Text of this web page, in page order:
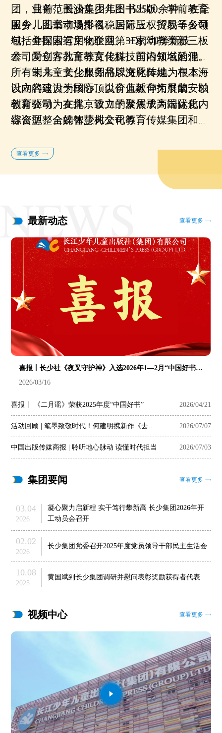
团 ， 业务范围涵盖少儿图书出版、学前教育
服务、儿童动漫影视、国际版权贸易等多领
域，并探索运用物联网、3D打印等新技
术，向创客教育等文化科技前沿领域延伸。
目前，长少集团年出书2500余种，在全
国少儿图书市场排名稳居前三，控股子公司
包括全国国有文化企业第一家幼教类新三板
公司爱立方儿童教育传媒、国内知名的混合
所有制儿童文化服务品牌海豚传媒、在上海
设立的致力于国际顶尖育儿教育拓展的安柏
教育公司、在北京设立的聚焦于高端优质内
容资源整合的智慧树公司等。
未来，长少集团将以文化阵地为根本、
以内容建设为核心、以价值延伸为引擎、以
创新驱动为支撑，致力于发展成为国际化、
综合型、全媒体少儿文化教育传媒集团和有
至世界的儿童和家庭提供更加全面、优质的
查看更多
最新动态 查看更多
喜报丨长少社《夜叉守护神》入选2026年1—2月“中国好书”推荐书目
2026/03/16
喜报丨 《二月谣》荣获2025年度“中国好书” 2026/04/21
2026/07/07
中国出版传媒商报 | 聆听地心脉动 读懂时代担当 2026/07/03
集团要闻 查看更多
03.04
2026
凝心聚力启新程 实干笃行攀新高 长少集团2026年开
工动员会召开
02.02
2026
长少集团党委召开2025年度党员领导干部民主生活会
10.08
2025
黄国斌到长少集团调研并慰问表彰奖励获得者代表
视频中心 查看更多